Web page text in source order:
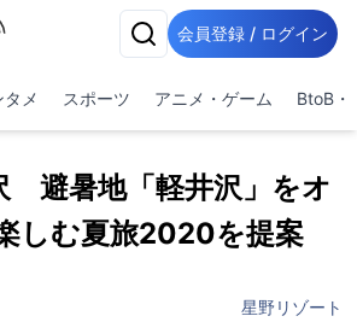
会員登録 / ログイン
タメ スポーツ アニメ・ゲーム BtoB・
避暑地「軽井沢」をオ
しむ夏旅2020を提案
星野リゾート